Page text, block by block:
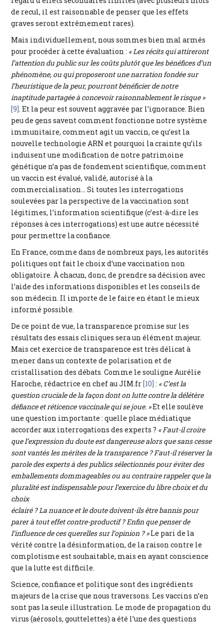
de recul, il est raisonnable de penser que les effets
graves seront extrêmement rares).
Mais individuellement, nous sommes bien mal armés
pour procéder à cette évaluation : « Les récits qui attireront
l’attention du public sur les coûts plutôt que les bénéfices d’un
phénomène, ou qui proposeront une narration fondée sur
l’heuristique de la peur, pourront bénéficier de notre
inaptitude partagée à concevoir raisonnablement le risque »
[9]. Et la peur est souvent aggravée par l’ignorance. Bien
peu de gens savent comment fonctionne notre système
immunitaire, comment agit un vaccin, ce qu’est la
nouvelle technologie ARN et pourquoi la crainte qu’ils
induisent une modification de notre patrimoine
génétique n’a pas de fondement scientifique, comment
un vaccin est évalué, validé, autorisé à la
commercialisation… Si toutes les interrogations
soulevées par la perspective de la vaccination sont
légitimes, l’information scientifique (c’est-à-dire les
réponses à ces interrogations) est une autre nécessité
pour permettre la confiance.
En France, comme dans de nombreux pays, les autorités
politiques ont fait le choix d’une vaccination non
obligatoire. À chacun, donc, de prendre sa décision avec
l’aide des informations disponibles et les conseils de
son médecin. Il importe de le faire en étant le mieux
informé possible.
De ce point de vue, la transparence promise sur les
résultats des essais cliniques sera un élément majeur.
Mais cet exercice de transparence est très délicat à
mener dans un contexte de polarisation et de
cristallisation des débats. Comme le souligne Aurélie
Haroche, rédactrice en chef au JIM.fr[10] : « C’est la
question cruciale de la façon dont on lutte contre la délétère
défiance et réticence vaccinale qui se joue. »Et elle soulève
une question importante : quelle place médiatique
accorder aux interrogations des experts ? « Faut-il croire
que l’expression du doute est dangereuse alors que sans cesse
sont vantés les mérites de la transparence ? Faut-il réserver la
parole des experts à des publics sélectionnés pour éviter des
emballements dommageables ou au contraire rappeler que la
pluralité est indispensable pour l’exercice du libre choix et du
choix
éclairé ? La nuance et le doute doivent-ils être bannis pour
parer à tout effet contre-productif ? Enfin que penser de
l’influence de ces querelles sur l’opinion ? »Le pari de la
vérité contre la désinformation, de la raison contre le
complotisme est souhaitable, mais en ayant conscience
que la lutte est difficile.
Science, confiance et politique sont des ingrédients
majeurs de la crise que nous traversons. Les vaccins n’en
sont pas la seule illustration. Le mode de propagation du
virus (aérosols, gouttelettes) a été l’une des questions